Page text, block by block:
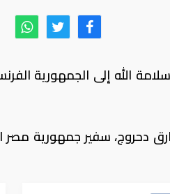
الله إلى الجمهورية
دحروج، سفير جمهورية مصر